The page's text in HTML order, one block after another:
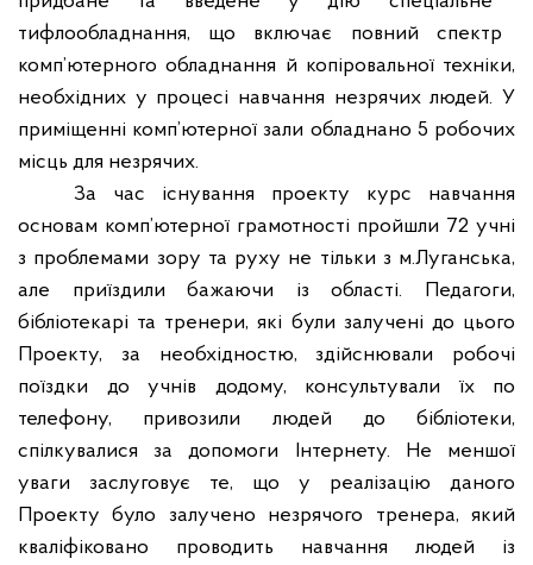
тифлообладнання, що включає повний спектр
комп’ютерного обладнання й копіровальної техніки,
необхідних у процесі навчання незрячих людей. У
приміщенні комп’ютерної зали обладнано 5 робочих
місць для незрячих.
За час існування проекту курс навчання
основам комп’ютерної грамотності пройшли 72 учні
з проблемами зору та руху не тільки з м.Луганська,
але приїздили бажаючи із області. Педагоги,
бібліотекарі та тренери, які були залучені до цього
Проекту, за необхідностю, здійснювали робочі
поїздки до учнів додому, консультували їх по
телефону, привозили людей до бібліотеки,
спілкувалися за допомоги Інтернету. Не меншої
уваги заслуговує те, що у реалізацію даного
Проекту було залучено незрячого тренера, який
кваліфіковано проводить навчання людей із